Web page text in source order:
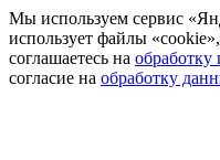
Мы используем сервис
использует файлы
соглашаетесь на
согласие на обработку